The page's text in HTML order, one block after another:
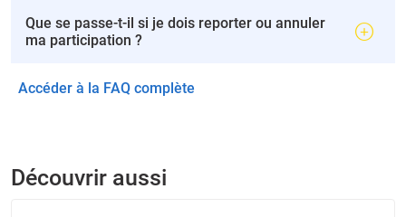
Que se passe-t-il si je dois reporter ou annuler
ma participation ?
Accéder à la FAQ complète
Découvrir aussi